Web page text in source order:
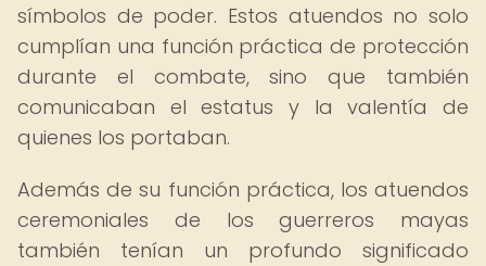
símbolos de poder. Estos atuendos no solo
cumplían una función práctica de protección
durante el combate, sino que también
comunicaban el estatus y la valentía de
quienes los portaban.
Además de su función práctica, los atuendos
ceremoniales de los guerreros mayas
también tenían un profundo significado